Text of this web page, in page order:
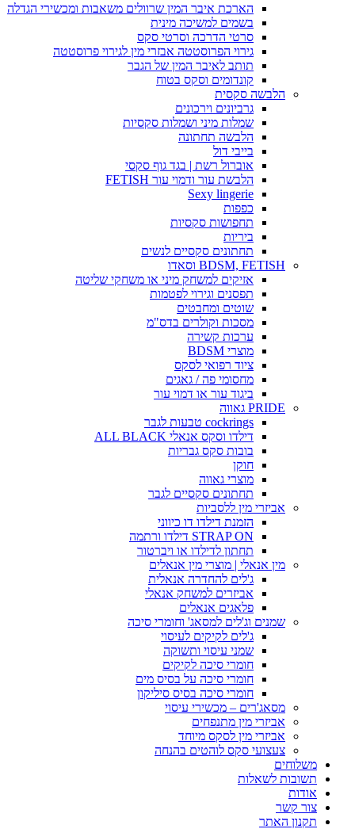
הארכת איבר המין שרוולים משאבות ומכשירי הגדלה
בשמים למשיכה מינית
סרטי הדרכה וסרטי סקס
גירוי הפרוסטטה אבזרי מין לגירוי פרוסטטה
תותב לאיבר המין של הגבר
קונדומים וסקס בטוח
הלבשה סקסית
גרביונים וירכונים
שמלות מיני ושמלות סקסיות
הלבשה תחתונה
בייבי דול
אוברול רשת | בגד גוף סקסי
הלבשת עור ודמוי עור FETISH
Sexy lingerie
כפפות
תחפושות סקסיות
ביריות
תחתונים סקסיים לנשים
BDSM, FETISH וסאדו
אזיקים למשחק מיני או משחקי שליטה
תפסנים וגירוי לפטמות
שוטים ומחבטים
מסכות וקולרים בדס"מ
ערכות קשירה
מוצרי BDSM
ציוד רפואי לסקס
מחסומי פה / גאגים
ביגוד עור או דמוי עור
PRIDE גאווה
cockrings טבעות לגבר
דילדו וסקס אנאלי ALL BLACK
בובות סקס גבריות
חוקן
מוצרי גאווה
תחתונים סקסיים לגבר
אביזרי מין ללסביות
הזמנת דילדו דו כיווני
STRAP ON דילדו ורתמה
תחתון לדילדו או ויברטור
מין אנאלי | מוצרי מין אנאלים
ג'לים להחדרה אנאלית
אביזרים למשחק אנאלי
פלאגים אנאלים
שמנים וג'לים למסאג' וחומרי סיכה
ג'לים לקיקים לעיסוי
שמני עיסוי ותשוקה
חומרי סיכה לקיקים
חומרי סיכה על בסיס מים
חומרי סיכה בסיס סיליקון
מסאג'רים – מכשירי עיסוי
אביזרי מין מתנפחים
אביזרי מין לסקס מיוחד
צעצועי סקס לוהטים בהנחה
משלוחים
תשובות לשאלות
אודות
צור קשר
תקנון האתר